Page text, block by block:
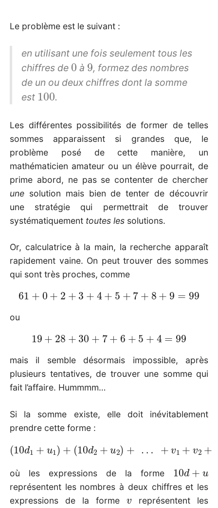
Le problème est le suivant :
en utilisant une fois seulement tous les
chiffres de
0
à
9
, formez des nombres
de un ou deux chiffres dont la somme
est
100
.
Les différentes possibilités de former de telles
sommes apparaissent si grandes que, le
problème posé de cette manière, un
mathématicien amateur ou un élève pourrait, de
prime abord, ne pas se contenter de chercher
une solution mais bien de tenter de découvrir
une stratégie qui permettrait de trouver
systématiquement toutes les solutions.
Or, calculatrice à la main, la recherche apparaît
rapidement vaine. On peut trouver des sommes
qui sont très proches, comme
61 + 0 2 + 3 +4 + 5+ 7 +8 + 9 = 99
ou
19+28 +30 +7 + 6+ 5 + 4 99
mais il semble désormais impossible, après
plusieurs tentatives, de trouver une somme qui
fait l’affaire. Hummmm…
Si la somme existe, elle doit inévitablement
prendre cette forme :
(10 1 +u1 +
(10 d 2+ u 2 + … v 1+ v 2 v = 100
où les expressions de la forme
10 d
représentent les nombres à deux chiffres et les
expressions de la forme
v
représentent les